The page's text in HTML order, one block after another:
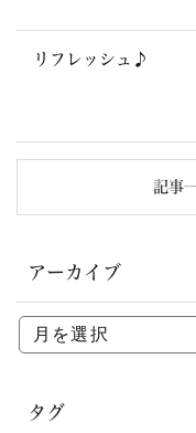
リフレッシュ♪
記事
アーカイブ
タグ